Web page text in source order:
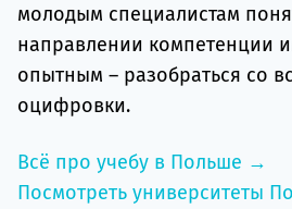
молодым специалистам
направлении компетенции
опытным – разобраться со
оцифровки.
Всё про учебу в Польше →
Посмотреть университеты